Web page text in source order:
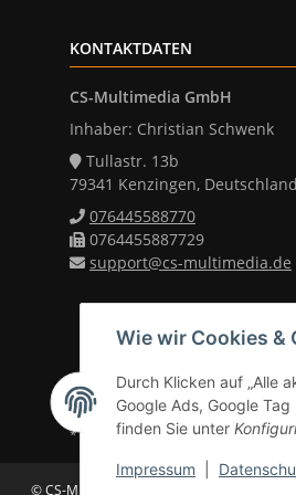
Wie wir Cookies &
Durch Klicken auf „Alle
Google Ads, Google
finden Sie unter
Impressum
KONTAKTDATEN
CS-Multimedia GmbH
Inhaber: Christian Schwenk
Tullastr. 13b
79341 Kenzingen, Deutschland
076445588770
0764455887729
support@cs-multimedia.de
Vertrag widerrufen
* Alle Preise inkl. gesetzlicher
© CS-Multimedia GmbH Änderungen